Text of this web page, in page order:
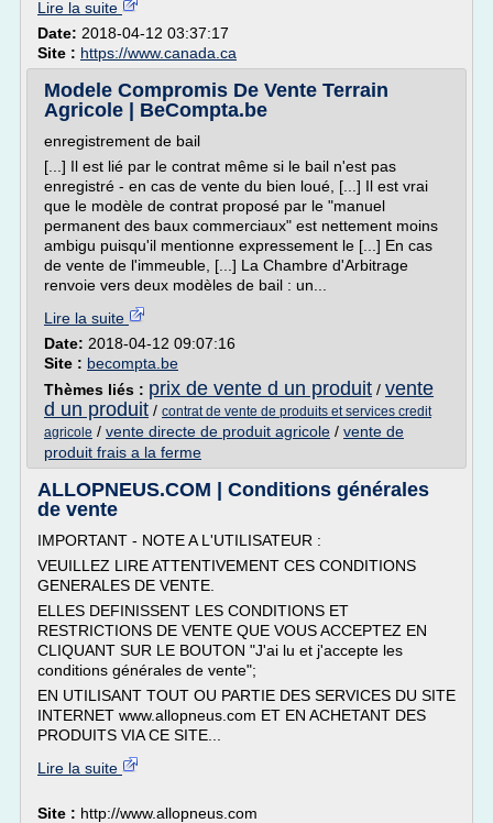
Lire la suite
Date: 2018-04-12 03:37:17
Site : https://www.canada.ca
Modele Compromis De Vente Terrain
Agricole | BeCompta.be
enregistrement de bail
[...] Il est lié par le contrat même si le bail n'est pas
enregistré - en cas de vente du bien loué, [...] Il est vrai
que le modèle de contrat proposé par le "manuel
permanent des baux commerciaux" est nettement moins
ambigu puisqu'il mentionne expressement le [...] En cas
de vente de l'immeuble, [...] La Chambre d'Arbitrage
renvoie vers deux modèles de bail : un...
Lire la suite
Date: 2018-04-12 09:07:16
Site : becompta.be
Thèmes liés : prix de vente d un produit / vente
d un produit / contrat de vente de produits et services credit
agricole / vente directe de produit agricole / vente de
produit frais a la ferme
ALLOPNEUS.COM | Conditions générales
de vente
IMPORTANT - NOTE A L'UTILISATEUR :
VEUILLEZ LIRE ATTENTIVEMENT CES CONDITIONS
GENERALES DE VENTE.
ELLES DEFINISSENT LES CONDITIONS ET
RESTRICTIONS DE VENTE QUE VOUS ACCEPTEZ EN
CLIQUANT SUR LE BOUTON "J'ai lu et j'accepte les
conditions générales de vente";
EN UTILISANT TOUT OU PARTIE DES SERVICES DU SITE
INTERNET www.allopneus.com ET EN ACHETANT DES
PRODUITS VIA CE SITE...
Lire la suite
Site : http://www.allopneus.com